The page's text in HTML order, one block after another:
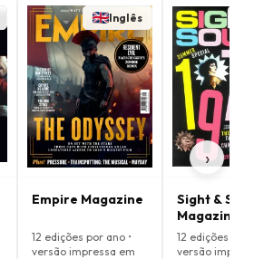
Inglês
Empire Magazine
12 edições por ano •
versão impressa em
Sight &
Magazine
12 edições por
versão
›